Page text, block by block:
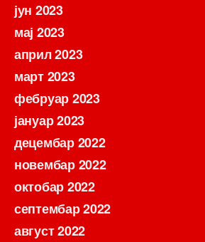
јун 2023
мај 2023
април 2023
март 2023
фебруар 2023
јануар 2023
децембар 2022
новембар 2022
октобар 2022
септембар 2022
август 2022